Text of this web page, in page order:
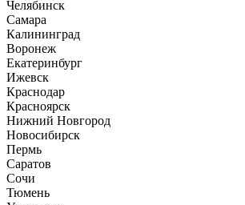
Челябинск
Самара
Калининград
Воронеж
Екатеринбург
Ижевск
Краснодар
Красноярск
Нижний Новгород
Новосибирск
Пермь
Саратов
Сочи
Тюмень